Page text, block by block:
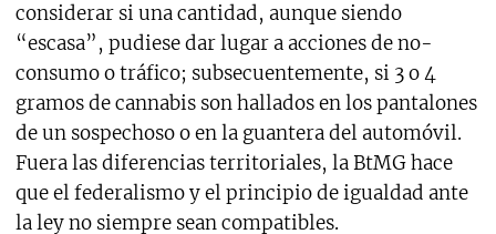
considerar si una cantidad, aunque siendo
“escasa”, pudiese dar lugar a acciones de no-
consumo o tráfico; subsecuentemente, si 3 o 4
gramos de cannabis son hallados en los pantalones
de un sospechoso o en la guantera del automóvil.
Fuera las diferencias territoriales, la BtMG hace
que el federalismo y el principio de igualdad ante
la ley no siempre sean compatibles.